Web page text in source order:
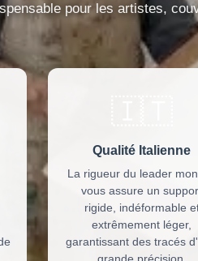
pour les artistes,
Qualité Italienne
La rigueur du leader
vous assure un
rigide, indéformable
extrêmement léger,
garantissant des tracés